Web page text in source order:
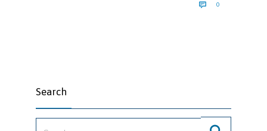
 0
Search